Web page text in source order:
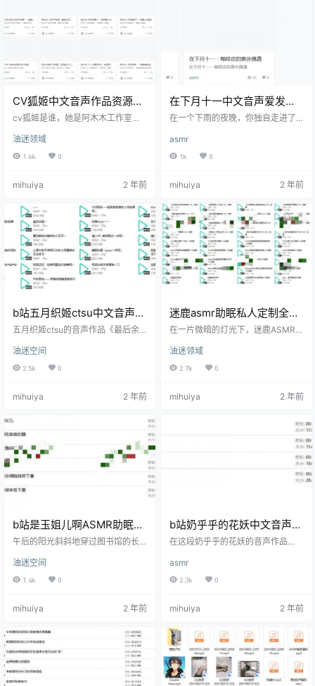
古典气息的卧室里，灯光微弱但温
暖，她熟练地将这件丝绸睡衣铺展
CV狐姬中文音声作品资源预
览
cv狐姬是谁，她是阿木木工作室旗
为广大的音声爱好者所喜爱，有人
说她的声音让他想起了初恋，有人
声带动下仿佛进入到了三次元的世
没恋爱过的他感受到了爱情的美
好。这就是她，一个让音声角色更
加灵动的配音演员。 文末有资源下
载地址 《夜晚的森林冒险》 在这段
音声作品中，CV狐姬将我们带入了
一…
油迷领域
1.6k 0
mihuiya 2 年前
在下月十一中文音声爱发电
asmr音频资源
在一个下雨的夜晚，你独自走进了
位叫墨玦助眠的中年女子，她正安
静地在柜台后整理书籍。她轻声招
雨水的清新气息，让人倍感舒适。
围格外宁静，而在下月十一的声音
则如同一缕轻柔的风，悄然拂过耳
畔。她轻声为你介绍每一本书的内
容，声音低沉而有磁性，如同一阵
温暖的风，拂过心头。 你在书架间
漫步…
asmr
1k 0
mihuiya 2 年前
b站五月织姬ctsu中文音声舰
长音频资源
五月织姬ctsu的音声作品《最后余
丝温暖和淡淡的怀旧。她轻柔地取
出一块用天然木材雕刻而成的老式
去光滑温润，带有木材特有的温暖
镜子反射出柔和的灯光。她缓缓旋
转发条，齿轮之间的摩擦声细微而
清晰，然后，熟悉的旋律开始响
起，音符像细小的珍珠般落在听众
的耳边，带来阵阵舒缓的温馨。 文
末有资源…
油迷空间
2.5k 0
mihuiya 2 年前
迷鹿asmr助眠私人定制全部
音频视频资源
在一片微暗的灯光下，迷鹿ASMR助
大床上，周围是摆设着各种古董小
物的木质架子，流露出一种浓郁的
黄，糖霜绘制着精美的花纹，散发
有资源下载地址 每当迷鹿将一块饼
干对折时，那清脆的碎裂声在宁静
的夜晚里显得格外突出，如同琴弦
轻轻被拨动，清晰悦耳。接着她用
指尖轻轻拨弄那些碎屑，微妙的摩
油迷领域
2.7k 0
mihuiya 2 年前
b站是玉姐儿啊ASMR助眠音
声音频资源
午后的阳光斜斜地穿过图书馆的长
一片斑驳陆离的光影。在这里，b站
是玉姐儿啊的声音轻轻地浮动，如
质封面已微微发黄，摸起来有种说
下载地址 随着书页的翻动，玉姐儿
细腻的指尖掠过纸张的边缘，发出
轻微而干脆的翻页声。每一个声音
都像是在讲述着它的过去，每一页
都承载着岁月的秘密。她轻声读出
油迷空间
1.4k 0
mihuiya 2 年前
b站奶乎乎的花妖中文音声音
频资源鉴赏
在这段奶乎乎的花妖的音声作品
0年代的上海。音频开头，她轻柔的
声音描述着那个时代的街道景象，
到远处轻微的电车铃声，还有咔哒
那个年代的裁缝店。 文末有资源下
载地址 随着故事的推进，奶乎乎的
花妖细致描绘了一个穿着旗袍的女
士如何在街角的小咖啡馆与她的挚
爱低声倾谈。她的声音温柔地模仿
asmr
2.3k 0
mihuiya 2 年前